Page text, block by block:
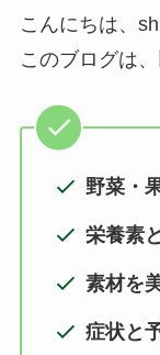
こんにちは、
このブログは
野菜・
栄養素
素材を
症状と